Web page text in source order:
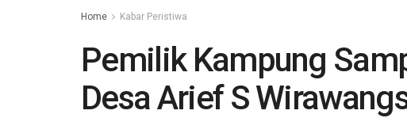
Home Kabar Peristiwa
Pemilik Kampung
Desa Arief S